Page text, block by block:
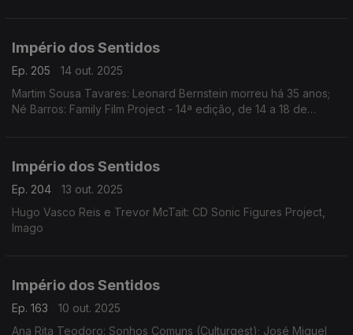
Império dos Sentidos
Ep. 205
14 out. 2025
Martim Sousa Tavares: Leonard Bernstein morreu há 35 anos;
Né Barros: Family Film Project - 14ª edição, de 14 a 18 de
Império dos Sentidos
Ep. 204
13 out. 2025
Hugo Vasco Reis e Trevor McTait: CD Sonic Figures Project,
Imago
Império dos Sentidos
Ep. 163
10 out. 2025
Ana Rita Teodoro: Sonhos Comuns (Culturgest); José Miguel